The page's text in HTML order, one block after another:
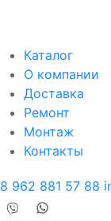
Каталог
О компании
Доставка
Ремонт
Монтаж
Контакты
8 962 881 57 88